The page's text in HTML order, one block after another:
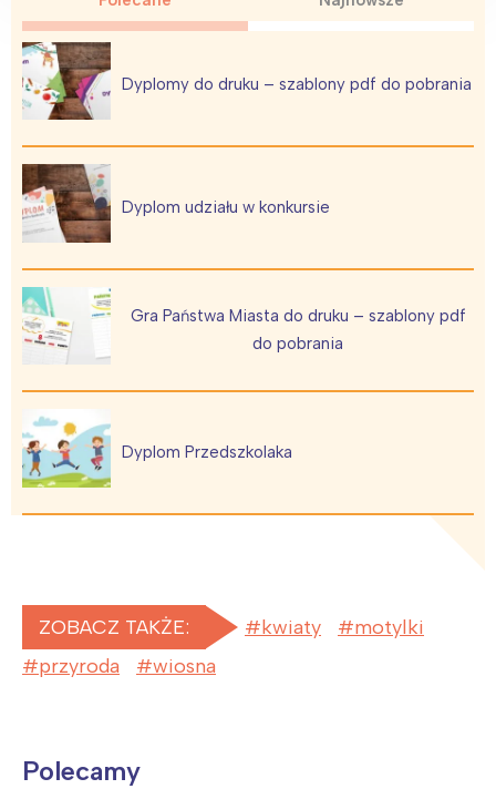
Dyplomy do druku – szablony pdf do pobrania
Dyplom udziału w konkursie
Gra Państwa Miasta do druku – szablony pdf
do pobrania
Dyplom Przedszkolaka
ZOBACZ TAKŻE: kwiaty
motylki
przyroda
wiosna
Polecamy
Warszawa
Łódź
Trójmiasto
Poznań
Śląsk
Kraków
Południe
Wybieram